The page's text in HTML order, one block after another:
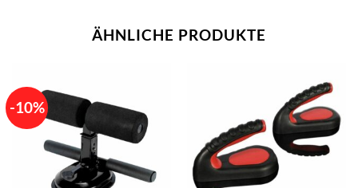
ÄHNLICHE PRODUKTE
-10%